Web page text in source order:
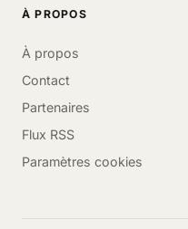
À PROPOS
À propos
Contact
Partenaires
Flux RSS
Paramètres cookies